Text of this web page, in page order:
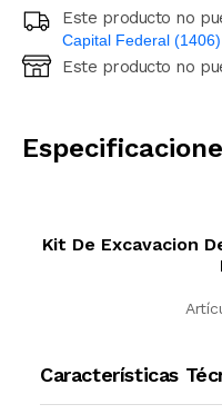
Este producto no
Capital Federal (1406)
Ingresá código postal
Este producto no
Kit De Excavacion
Características